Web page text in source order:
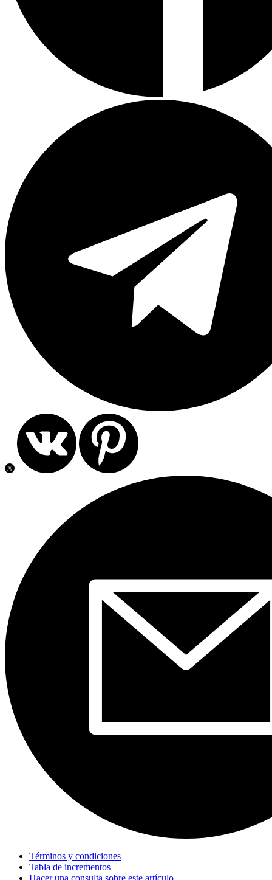
Términos y condiciones
Tabla de incrementos